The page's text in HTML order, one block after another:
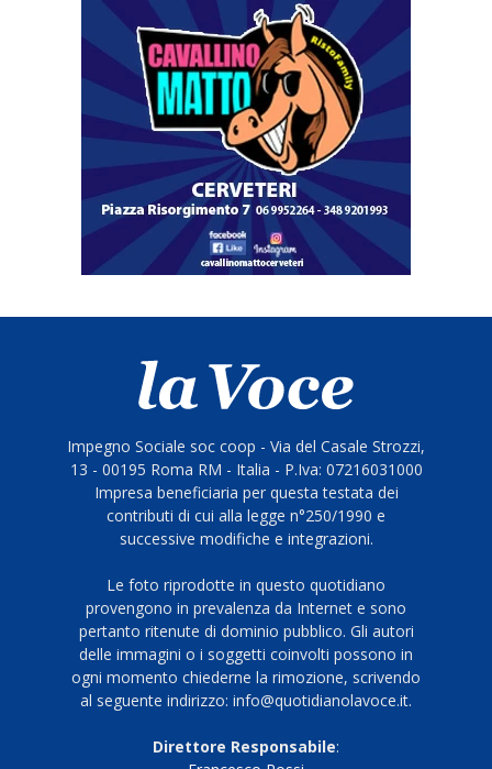
Impegno Sociale soc coop - Via del Casale Strozzi,
13 - 00195 Roma RM - Italia - P.Iva: 07216031000
Impresa beneficiaria per questa testata dei
contributi di cui alla legge n°250/1990 e
successive modifiche e integrazioni.
Le foto riprodotte in questo quotidiano
provengono in prevalenza da Internet e sono
pertanto ritenute di dominio pubblico. Gli autori
delle immagini o i soggetti coinvolti possono in
ogni momento chiederne la rimozione, scrivendo
al seguente indirizzo: info@quotidianolavoce.it.
Direttore Responsabile: